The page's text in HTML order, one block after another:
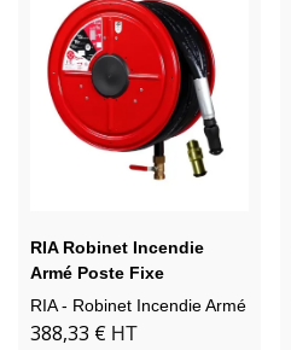
RIA Robinet Incendie
Armé Poste Fixe
RIA - Robinet Incendie Armé
388,33 € HT